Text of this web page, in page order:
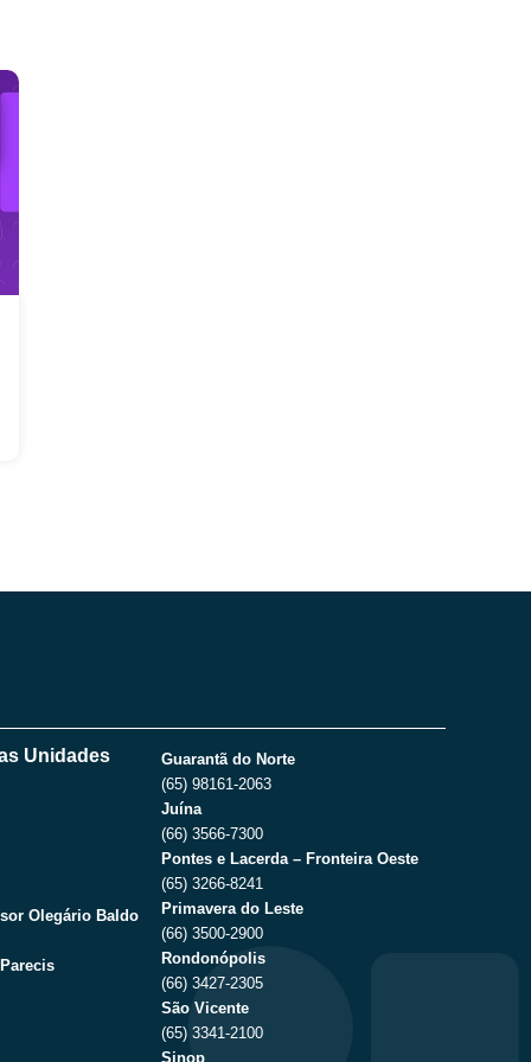
Unidades
Olegário Baldo
Guarantã do Norte
(65) 98161-2063
Juína
(66) 3566-7300
Pontes e Lacerda – Fronteira Oeste
(65) 3266-8241
Primavera do Leste
(66) 3500-2900
Rondonópolis
(66) 3427-2305
São Vicente
(65) 3341-2100
Sinop